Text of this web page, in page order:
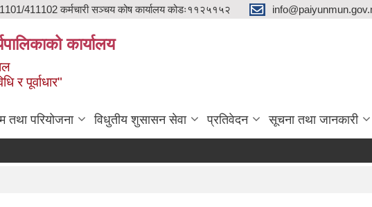
411102 कर्मचारी सञ्चय कोष कार्यालय कोडः११२५१५२
कार्यालय
र पूर्वाधार"
तथा परियोजना विधुतीय शुसासन सेवा प्रतिवेदन सूचना तथा जानकारी